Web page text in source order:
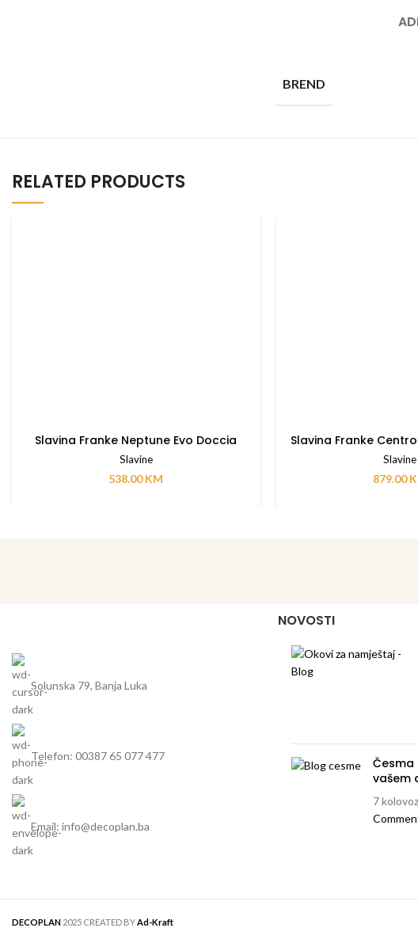
BREND
RELATED PRODUCTS
Slavina Franke Neptune Evo Doccia
Slavine
538.00KM
Slavina Franke
Slavine
879.00
Solunska 79, Banja Luka
Telefon: 00387 65 077 477
Email: info@decoplan.ba
NOVOSTI
Česma
vašem
7
DECOPLAN 2025 CREATED BYAd-Kraft